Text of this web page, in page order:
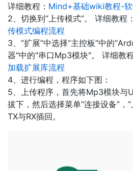
详细教程： Mind+基础wiki教程-
2、切换到“上传模式”。 详细教程：
传模式编程流程
3、“扩展”中选择“主控板”中的
器"中的"串口Mp3模块"。 详细教程
加载扩展库流程
4、进行编程，程序如下图：
5、上传程序，首先将Mp3模块与
拔下，然后选择菜单“连接设备”，
TX与RX插回。